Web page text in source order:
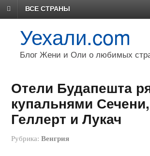
ВСЕ СТРАНЫ
Уехали.com
Блог Жени и Оли о любимых
Отели Будапешта
купальнями Сечени,
Геллерт и Лукач
Рубрика: Венгрия